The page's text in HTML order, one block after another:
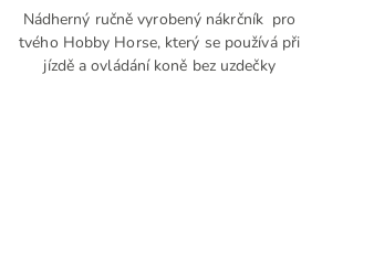
Nádherný ručně vyrobený nákrčník pro
tvého Hobby Horse, který se používá při
jízdě a ovládání koně bez uzdečky